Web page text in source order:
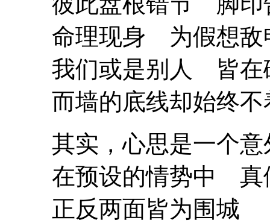
命理现身 为假想敌
我们或是别人 皆在
而墙的底线却始终不
其实，心思是一个意
在预设的情势中 真
正反两面皆为围城